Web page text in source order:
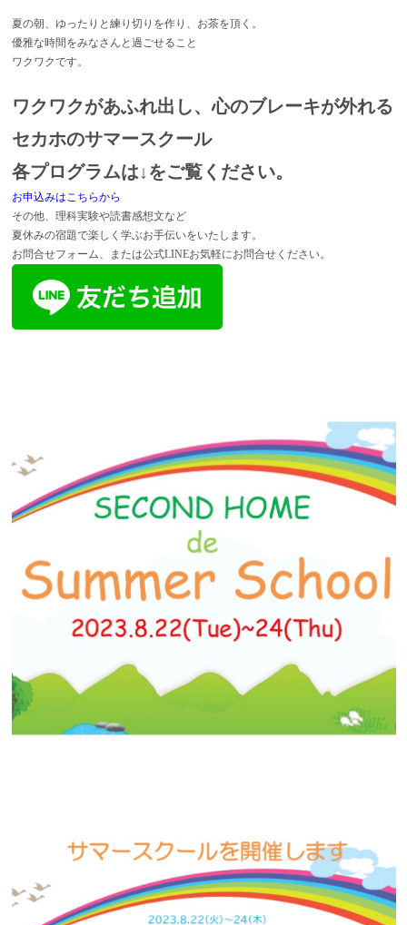
夏の朝、ゆったりと練り切りを作り、お茶を頂く。
優雅な時間をみなさんと過ごせること
ワクワクです。
ワクワクがあふれ出し、心のブレーキが外れる
セカホのサマースクール
各プログラムは↓をご覧ください。
お申込みはこちらから
その他、理科実験や読書感想文など
夏休みの宿題で楽しく学ぶお手伝いをいたします。
お問合せフォーム、または公式LINEお気軽にお問合せください。